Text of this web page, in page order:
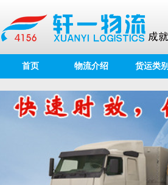
首页 物流介绍 货运类别